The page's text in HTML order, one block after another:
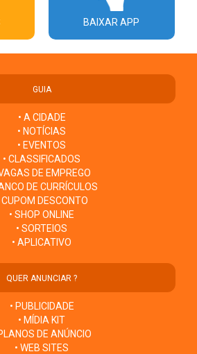
BAIXAR APP
GUIA
• A CIDADE
• NOTÍCIAS
• EVENTOS
• CLASSIFICADOS
DE EMPREGO
DE CURRÍCULOS
CUPOM DESCONTO
• SHOP ONLINE
• SORTEIOS
• APLICATIVO
QUER ANUNCIAR ?
• PUBLICIDADE
• MÍDIA KIT
DE ANÚNCIO
• WEB SITES